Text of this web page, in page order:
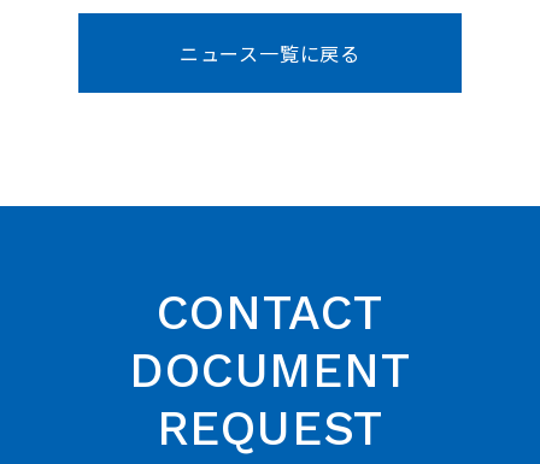
ニュース一覧に戻る
CONTACT
DOCUMENT
REQUEST